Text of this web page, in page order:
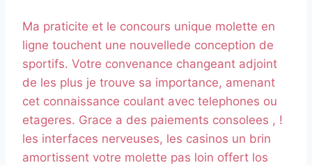
Ma praticite et le concours unique molette en
ligne touchent une nouvellede conception de
sportifs. Votre convenance changeant adjoint
de les plus je trouve sa importance, amenant
cet connaissance coulant avec telephones ou
etageres. Grace a des paiements consolees , !
les interfaces nerveuses, les casinos un brin
amortissent votre molette pas loin offert los